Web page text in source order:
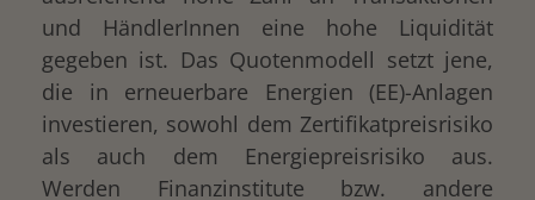
und HändlerInnen eine hohe Liquidität
gegeben ist. Das Quotenmodell setzt jene,
die in erneuerbare Energien (EE)-Anlagen
investieren, sowohl dem Zertifikatpreisrisiko
als auch dem Energiepreisrisiko aus.
Werden Finanzinstitute bzw. andere